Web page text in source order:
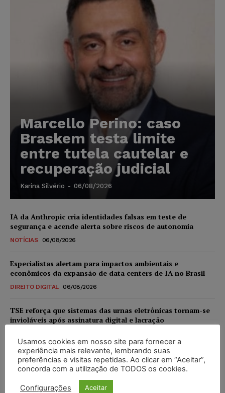
Marcello Perino: caso
Braskem testa limite
entre tutela cautelar e
recuperação judicial
Karina Silvério - 06/08/2026
IA da Anthropic cria identidades falsas em teste de
segurança e acende alerta sobre riscos de autonomia
NOTÍCIAS 06/08/2026
Especialistas alertam para impactos ambientais e
econômicos da expansão de data centers de IA no Brasil
DIREITO DIGITAL 06/08/2026
TSE reforça que sistemas das urnas eletrônicas tornam-se
invioláveis após assinatura digital e lacração
STF inicia julgamento sobre constitucionalidade da
proibição dos jogos de azar no Brasil
Usamos cookies em nosso site para fornecer a
experiência mais relevante, lembrando suas
preferências e visitas repetidas. Ao clicar em “Aceitar”,
concorda com a utilização de TODOS os cookies.
Configurações Aceitar